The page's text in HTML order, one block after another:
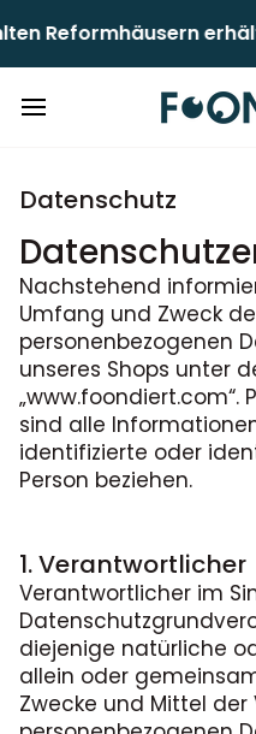
zum
Inhalt
erhältlich!ㅤㅤ
Datenschutz
Nachstehend
Umfang und Zweck
personenbezogenen
unseres Shops unter
„www.foondiert.com“.
sind alle
identifizierte oder
Person beziehen.
1. Verantwortlicher
Verantwortlicher im
diejenige natürliche
allein oder
Zwecke und Mittel